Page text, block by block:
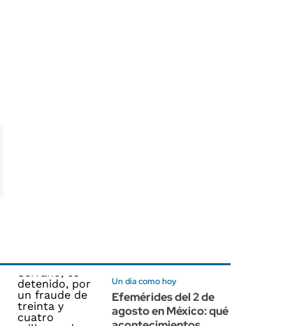
Un día como hoy
Efemérides del 2 de
agosto en México: qué